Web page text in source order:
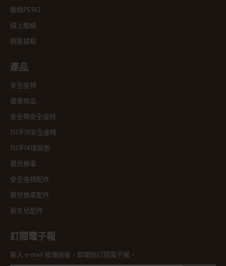
聯絡PERO
線上聯絡
銷售據點
產品
安全座椅
優惠商品
安全帶安全座椅
ISOFIX安全座椅
ISOFIX增高墊
嬰兒推車
安全座椅配件
嬰兒推車配件
新生兒配件
訂閱電子報
輸入 e-mail 按傳送後，即開始訂閱電子報。